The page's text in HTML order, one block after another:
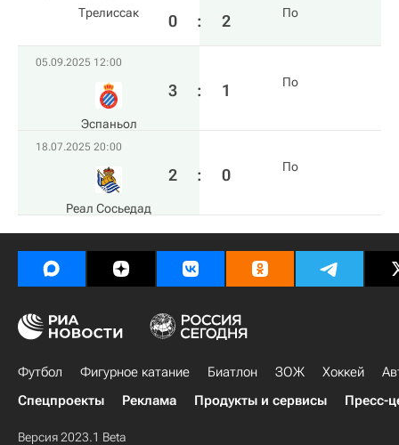
Трелиссак 0 : 2 По
05.09.2025 12:00
Эспаньол
3 : 1 По
18.07.2025 20:00
Реал Сосьедад
2 : 0 По
Футбол Фигурное катание Биатлон ЗОЖ Хоккей
Спецпроекты
Реклама Продукты и сервисы Пресс-
Версия 2023.1 Beta